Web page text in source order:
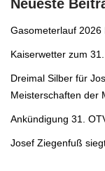
Neueste
Gasometerlauf 2026
Kaiserwetter zum
Dreimal Silber für
Meisterschaften der
Ankündigung 31.
Josef Ziegenfuß